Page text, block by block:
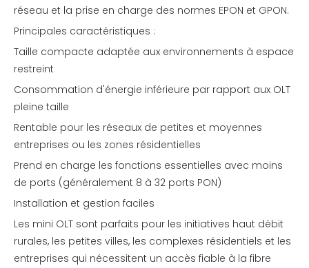
réseau et la prise en charge des normes EPON et GPON.
Principales caractéristiques :
Taille compacte adaptée aux environnements à espace
restreint
Consommation d'énergie inférieure par rapport aux OLT
pleine taille
Rentable pour les réseaux de petites et moyennes
entreprises ou les zones résidentielles
Prend en charge les fonctions essentielles avec moins
de ports (généralement 8 à 32 ports PON)
Installation et gestion faciles
Les mini OLT sont parfaits pour les initiatives haut débit
rurales, les petites villes, les complexes résidentiels et les
entreprises qui nécessitent un accès fiable à la fibre